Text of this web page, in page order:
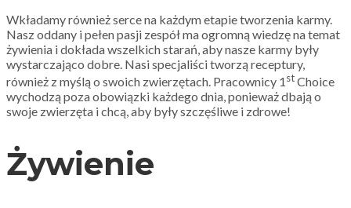
Wkładamy również serce na każdym etapie tworzenia karmy.
Nasz oddany i pełen pasji zespół ma ogromną wiedzę na temat
żywienia i dokłada wszelkich starań, aby nasze karmy były
wystarczająco dobre. Nasi specjaliści tworzą receptury,
również z myślą o swoich zwierzętach. Pracownicy 1stChoice
wychodzą poza obowiązki każdego dnia, ponieważ dbają o
swoje zwierzęta i chcą, aby były szczęśliwe i zdrowe!
Żywienie